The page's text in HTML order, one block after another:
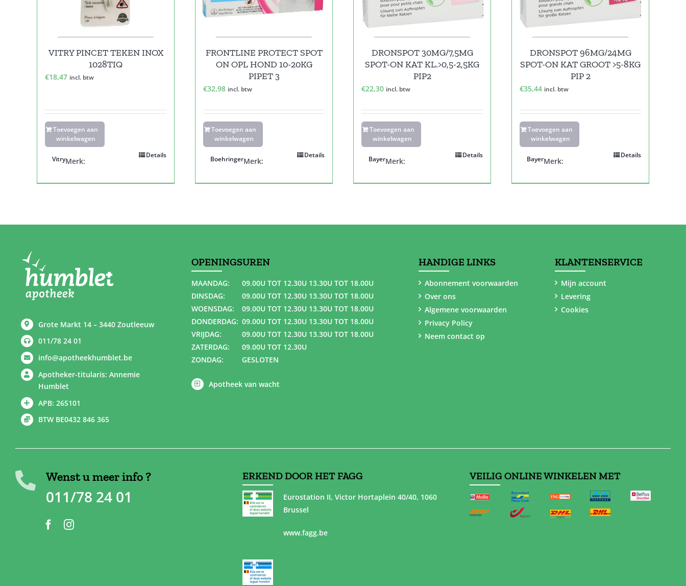
VITRY PINCET TEKEN INOX
1028TIQ
€18,47 incl. btw
Toevoegen aan
winkelwagen
Details
Merk:
Vitry
FRONTLINE PROTECT SPOT
ON OPL HOND 10-20KG
PIPET 3
€32,98 incl. btw
Toevoegen aan
winkelwagen
Details
Merk:
Boehringer
DRONSPOT 30MG/7,5MG
SPOT-ON KAT KL.>0,5-2,5KG
PIP2
€22,30 incl. btw
Toevoegen aan
winkelwagen
Details
Merk:
Bayer
DRONSPOT 96MG/24MG
SPOT-ON KAT GROOT >5-8KG
PIP 2
€35,44 incl. btw
Toevoegen aan
winkelwagen
Details
Merk:
Bayer
Grote Markt 14 – 3440 Zoutleeuw
011/78 24 01
info@apotheekhumblet.be
Apotheker-titularis: Annemie
Humblet
APB: 265101
BTW BE0432 846 365
OPENINGSUREN
MAANDAG:
09.00U TOT 12.30U 13.30U TOT 18.00U
DINSDAG:
09.00U TOT 12.30U 13.30U TOT 18.00U
WOENSDAG:
09.00U TOT 12.30U 13.30U TOT 18.00U
DONDERDAG: 09.00U TOT 12.30U 13.30U TOT 18.00U
VRIJDAG:
09.00U TOT 12.30U 13.30U TOT 18.00U
ZATERDAG:
09.00U TOT 12.30U
ZONDAG:
GESLOTEN
Apotheek van wacht
HANDIGE LINKS
Abonnement voorwaarden
Over ons
Algemene voorwaarden
Privacy Policy
Neem contact op
KLANTENSERVICE
Mijn account
Levering
Cookies
Wenst u meer info ?
011/78 24 01
ERKEND DOOR HET FAGG
Eurostation II, Victor Hortaplein 40/40, 1060
Brussel
www.fagg.be
VEILIG ONLINE WINKELEN MET